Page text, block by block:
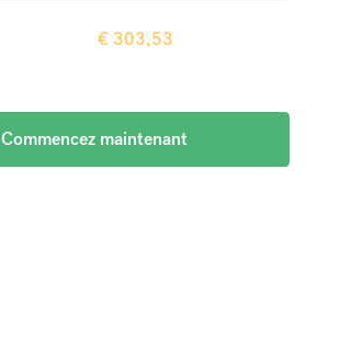
€ 303,53
Commencez maintenant